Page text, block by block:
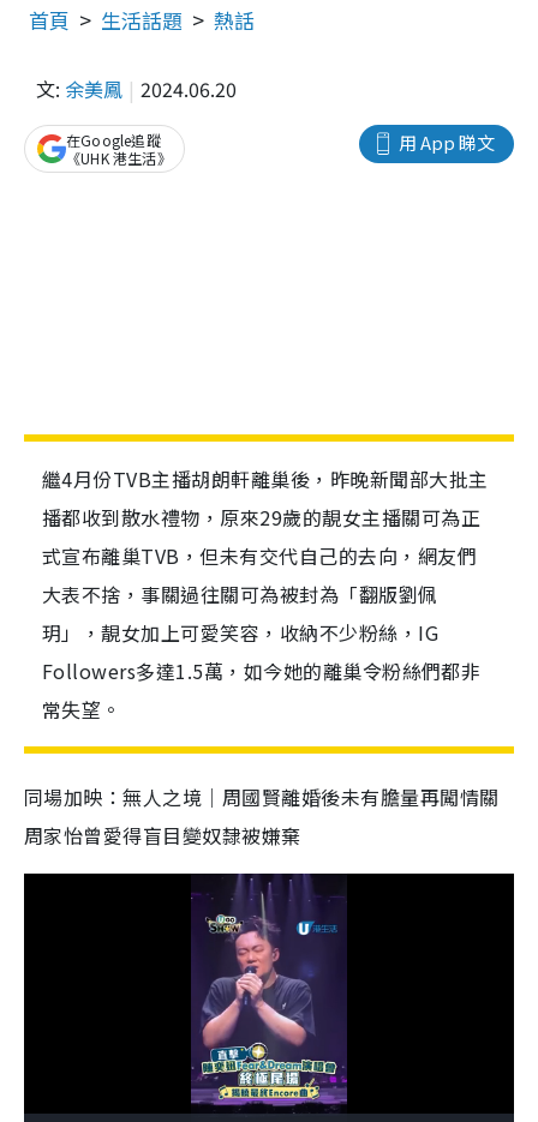
首頁 生活話題 熱話
文: 余美鳳 2024.06.20
用 App 睇文
在Google追蹤
《UHK 港生活》
繼4月份TVB主播胡朗軒離巢後，昨晚新聞部大批主
播都收到散水禮物，原來29歲的靚女主播關可為正
式宣布離巢TVB，但未有交代自己的去向，網友們
大表不捨，事關過往關可為被封為「翻版劉佩
玥」，靚女加上可愛笑容，收納不少粉絲，IG
Followers多達1.5萬，如今她的離巢令粉絲們都非
常失望。
同場加映：無人之境│周國賢離婚後未有膽量再闖情關
周家怡曾愛得盲目變奴隸被嫌棄